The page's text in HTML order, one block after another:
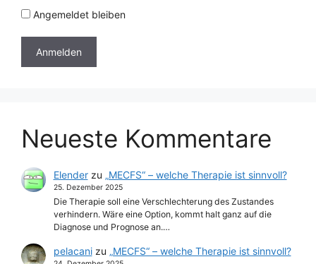
Angemeldet bleiben
Neueste Kommentare
Elenderzu „MECFS“ – welche Therapie ist sinnvoll?
25. Dezember 2025
Die Therapie soll eine Verschlechterung des Zustandes
verhindern. Wäre eine Option, kommt halt ganz auf die
Diagnose und Prognose an.…
pelacanizu „MECFS“ – welche Therapie ist sinnvoll?